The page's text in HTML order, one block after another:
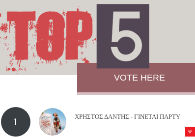
VOTE HERE
1 ΧΡΗΣΤΟΣ ΔΑΝΤΗΣ - ΓΙΝΕΤΑΙ ΠΑΡΤΥ